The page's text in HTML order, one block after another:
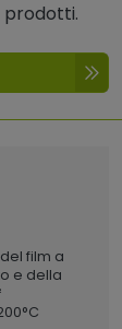
prodotti.
film a
e della